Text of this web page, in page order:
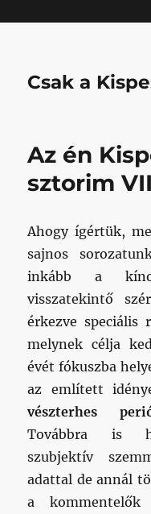
Csak a
Az én
sztorim
Ahogy ígértük,
sajnos
inkább a
visszatekintő
érkezve speciális
melynek célja
évét fókuszba
az említett
vészterhes
Továbbra is
szubjektív
adattal de annál
a kommentelők